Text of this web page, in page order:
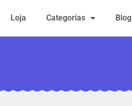
Loja Categorias Blog